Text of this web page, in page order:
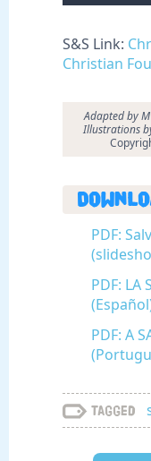
S&S Link:
Christian
Adapted by
Illustrations
PDF:
PDF: LA
PDF: A
Tagged